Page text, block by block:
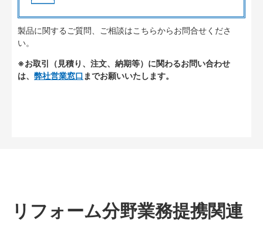
製品に関するご質問、ご相談はこちらからお問合せくださ
い。
※お取引（見積り、注文、納期等）に関わるお問い合わせ
は、 弊社営業窓口 までお願いいたします。
リフォーム分野業務提携関連